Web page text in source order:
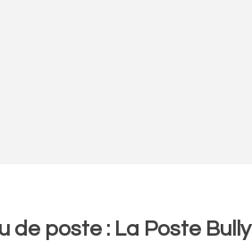
de poste : La Poste Bully